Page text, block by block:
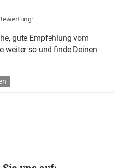
gute Empfehlung vom
weiter so und finde Deinen